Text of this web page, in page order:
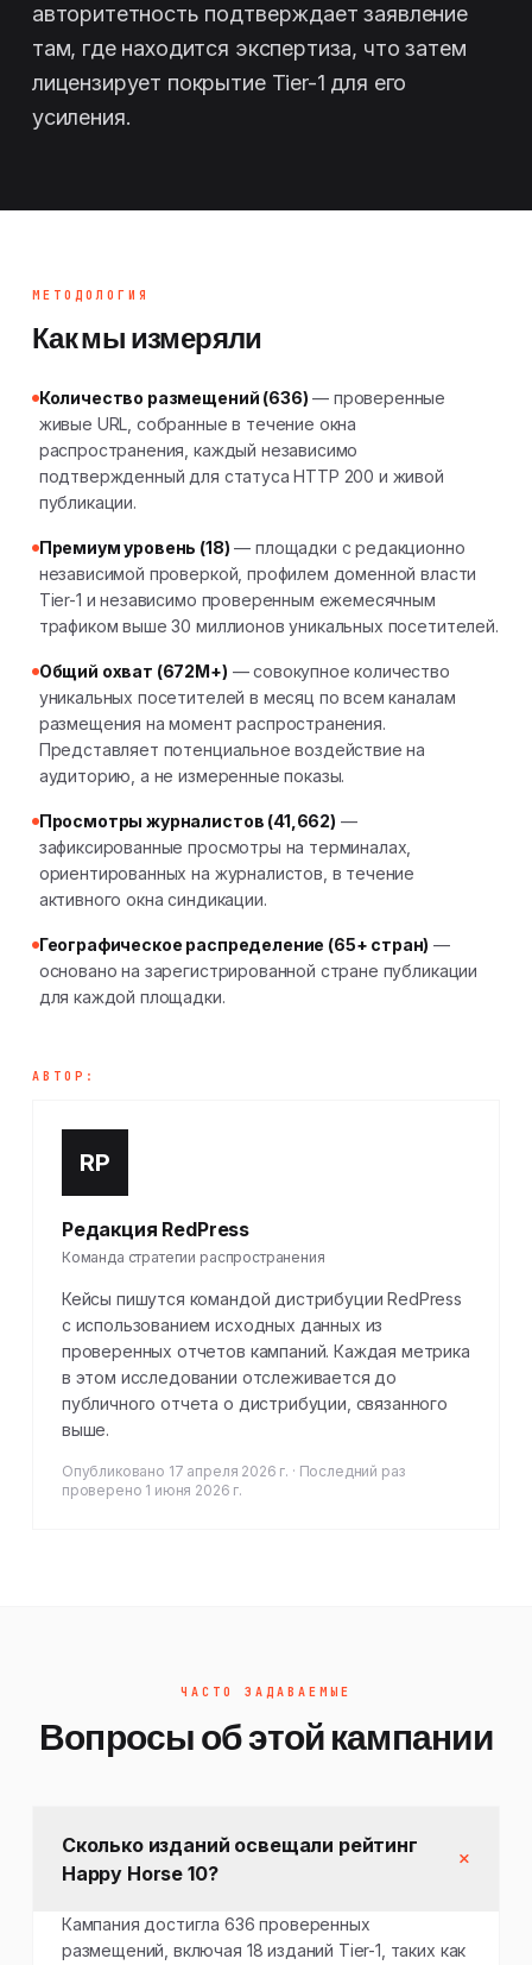
авторитетность подтверждает заявление
там, где находится экспертиза, что затем
лицензирует покрытие Tier-1 для его
усиления.
МЕТОДОЛОГИЯ
Как мы измеряли
Количество размещений (636) — проверенные
живые URL, собранные в течение окна
распространения, каждый независимо
подтвержденный для статуса HTTP 200 и живой
публикации.
Премиум уровень (18) — площадки с редакционно
независимой проверкой, профилем доменной власти
Tier-1 и независимо проверенным ежемесячным
трафиком выше 30 миллионов уникальных посетителей.
Общий охват (672M+) — совокупное количество
уникальных посетителей в месяц по всем каналам
размещения на момент распространения.
Представляет потенциальное воздействие на
аудиторию, а не измеренные показы.
Просмотры журналистов (41,662) —
зафиксированные просмотры на терминалах,
ориентированных на журналистов, в течение
активного окна синдикации.
Географическое распределение (65+ стран) —
основано на зарегистрированной стране публикации
для каждой площадки.
АВТОР:
RP
Редакция RedPress
Команда стратегии распространения
Кейсы пишутся командой дистрибуции RedPress
с использованием исходных данных из
проверенных отчетов кампаний. Каждая метрика
в этом исследовании отслеживается до
публичного отчета о дистрибуции, связанного
выше.
Опубликовано 17 апреля 2026 г. · Последний раз
проверено 1 июня 2026 г.
ЧАСТО ЗАДАВАЕМЫЕ
Вопросы об этой кампании
Сколько изданий освещали рейтинг
Happy Horse 10?
Кампания достигла 636 проверенных
размещений, включая 18 изданий Tier-1, таких как